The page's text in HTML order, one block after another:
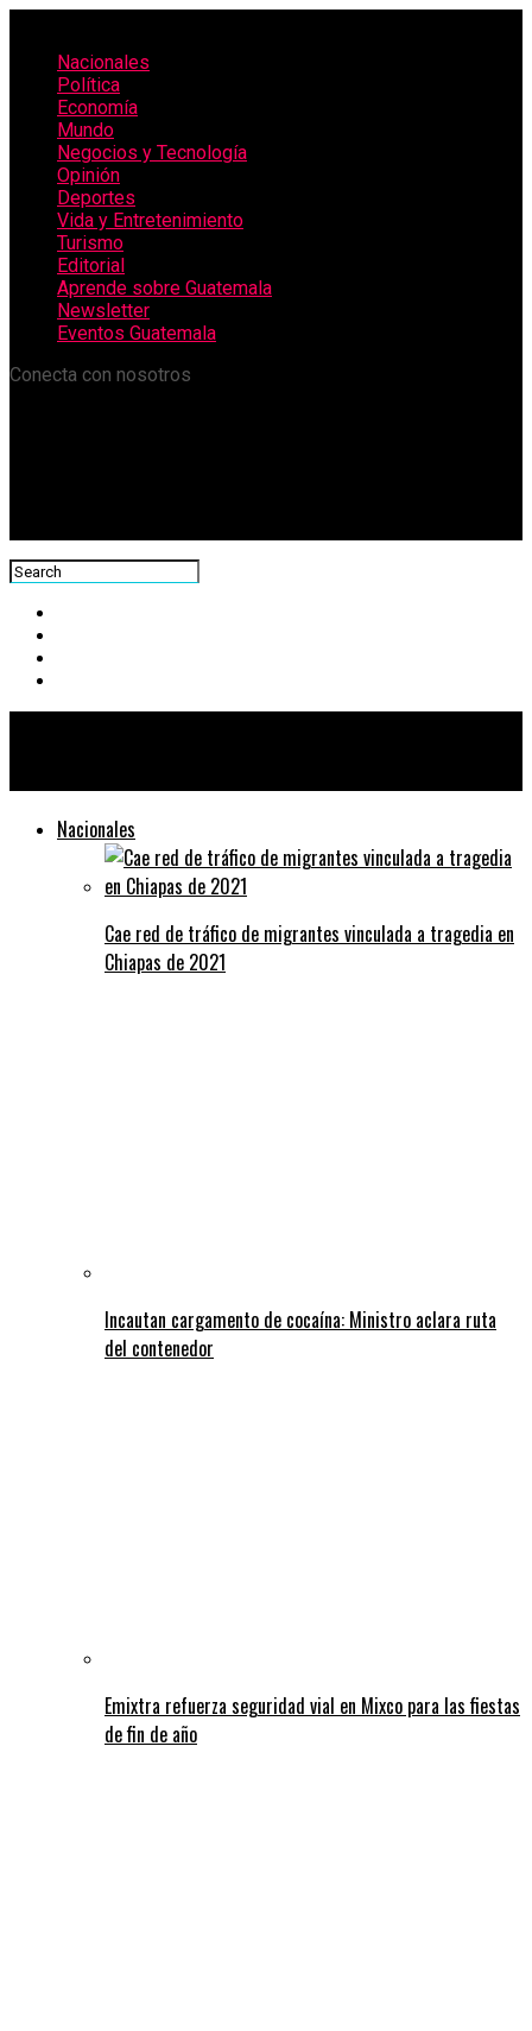
Nacionales
Política
Economía
Mundo
Negocios y Tecnología
Opinión
Deportes
Vida y Entretenimiento
Turismo
Editorial
Aprende sobre Guatemala
Newsletter
Eventos Guatemala
Conecta con nosotros
Nacionales
Cae red de tráfico de migrantes vinculada a tragedia en
Chiapas de 2021
Incautan cargamento de cocaína: Ministro aclara ruta
del contenedor
Emixtra refuerza seguridad vial en Mixco para las fiestas
de fin de año